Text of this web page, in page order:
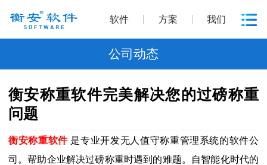
软件 方案 我们
公司动态
衡安称重软件完美解决您的过磅称重
问题
衡安称重软件 是专业开发无人值守称重管理系统的软件公
司。帮助企业解决过磅称重时遇到的难题。自智能化时代的